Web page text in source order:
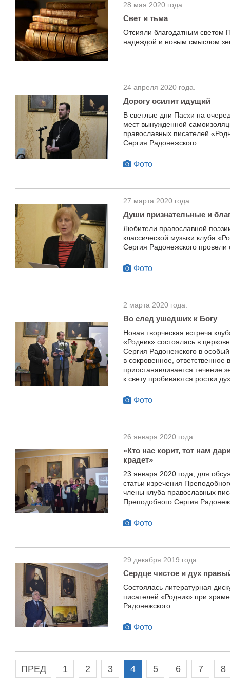
28 мая 2020 года.
Свет и тьма
Отсияли благодатным светом
надеждой и новым смыслом
24 апреля 2020 года.
Дорогу осилит идущий
В светлые дни Пасхи на
мест вынужденной
православных писателей
Сергия Радонежского.
Фото
27 марта 2020 года.
Души признательные и
Любители православной
классической музыки клуба
Сергия Радонежского провели
Фото
2 марта 2020 года.
Во след ушедших к Богу
Новая творческая встреча
«Родник» состоялась в
Сергия Радонежского в
в сокровенное, ответственное
приостанавливается течение
к свету пробиваются ростки
Фото
26 января 2020 года.
«Кто нас корит, тот нам
крадет»
23 января 2020 года, для
статьи изречения
члены клуба православных
Преподобного Сергия
Фото
29 декабря 2019 года.
Сердце чистое и дух
Состоялась литературная
писателей «Родник» при
Радонежского.
Фото
ПРЕД 1 2 3 4 5 6 7 8